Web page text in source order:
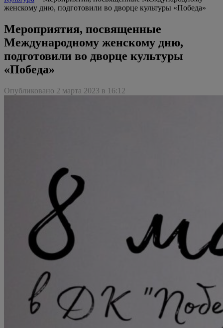
женскому дню, подготовили во дворце культуры «Победа»
Мероприятия, посвященные
Международному женскому дню,
подготовили во дворце культуры
«Победа»
Опубликовано 2 марта 2023 в 16:12